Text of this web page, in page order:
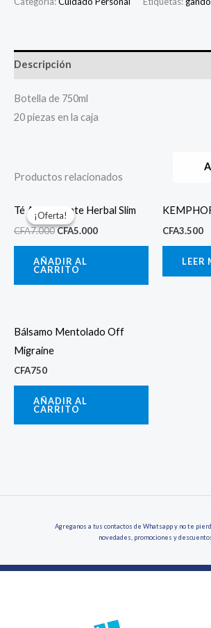
Descripción
Botella de 750ml
20 piezas en la caja
Productos relacionados
¡Oferta!
¡Oferta!
Té Adelgazante Herbal Slim
CFA7.000
precio
original
era:
CFA7.000.
CFA5.000
precio
es:
CFA5.000.
AÑADIR AL
CARRITO
CFA3.500
LEER
Bálsamo Mentolado Off
Migraine
CFA750
AÑADIR AL
CARRITO
Agreganos a tus contactos de Whatsapp y no te
novedades, promociones y